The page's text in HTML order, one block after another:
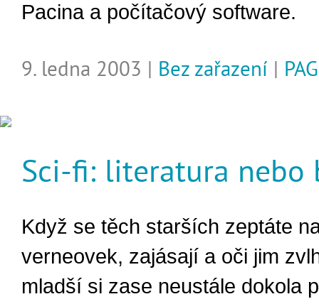
Pacina a počítačový software.
9. ledna 2003 | Bez zařazení |
Sci-fi: literatura nebo
Když se těch starších zeptáte
verneovek, zajásají a oči jim
mladší si zase neustále dokola